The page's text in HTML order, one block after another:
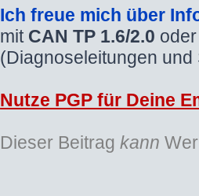
Ich freue mich über
mit CAN TP 1.6/2.0
(Diagnoseleitungen
Nutze PGP für Deine
Dieser Beitrag kann